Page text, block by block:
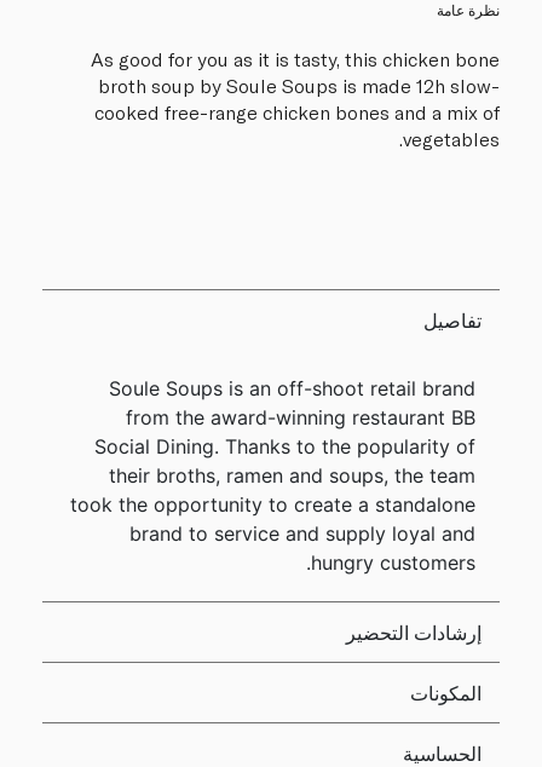
نظرة عامة
As good for you as it is tasty, this chicken bone
broth soup by Soule Soups is made 12h slow-
cooked free-range chicken bones and a mix of
vegetables.
تفاصيل
Soule Soups is an off-shoot retail brand
from the award-winning restaurant BB
Social Dining. Thanks to the popularity of
their broths, ramen and soups, the team
took the opportunity to create a standalone
brand to service and supply loyal and
hungry customers.
إرشادات التحضير
المكونات
الحساسية